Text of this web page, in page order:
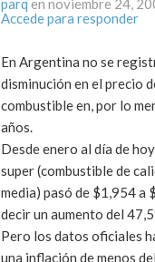
parq
Accede para responder
En Argentina no se
disminución en el precio
combustible en, por lo
años.
Desde enero al día de
super (combustible de
media) pasó de $1,954 a
decir un aumento del
Pero los datos oficiales
una inflación de menos